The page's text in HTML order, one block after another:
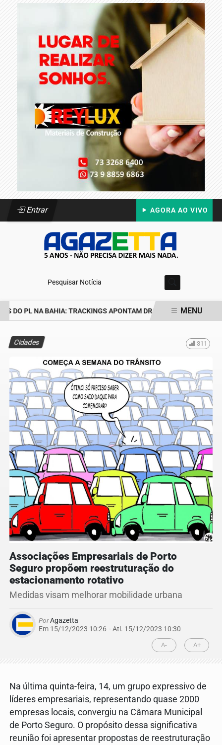
Entrar AGORA AO VIVO
Pesquisar Notícia
DO PL NA BAHIA: TRACKINGS APONTAM DRA. RAISSA SOARES E
MENU
Cidades 311
Associações Empresariais de Porto
Seguro propõem reestruturação do
estacionamento rotativo
Medidas visam melhorar mobilidade urbana
PorAgazetta
Em 15/12/2023 10:26 - Atl. 15/12/2023 10:30
A- A+
Na última quinta-feira, 14, um grupo expressivo de
líderes empresariais, representando quase 2000
empresas locais, convergiu na Câmara Municipal
de Porto Seguro. O propósito dessa significativa
reunião foi apresentar propostas de reestruturação